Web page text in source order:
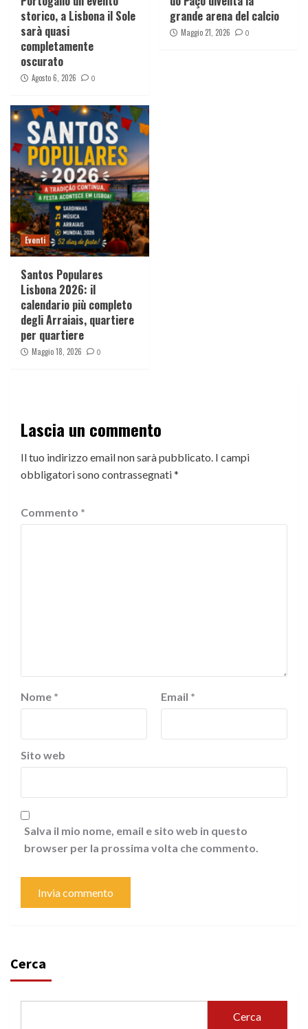
storico, a Lisbona il Sole
sarà quasi
completamente
oscurato
Agosto 6, 2026 0
grande arena del calcio
Maggio 21, 2026 0
Eventi
Santos Populares
Lisbona 2026: il
calendario più completo
degli Arraiais, quartiere
per quartiere
Maggio 18, 2026 0
Lascia un commento
Il tuo indirizzo email non sarà pubblicato. I campi
obbligatori sono contrassegnati*
Commento *
Nome * Email *
Sito web
Salva il mio nome, email e sito web in questo
browser per la prossima volta che commento.
Cerca
Cerca